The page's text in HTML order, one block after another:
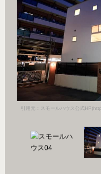
引用元：スモールハウス公式